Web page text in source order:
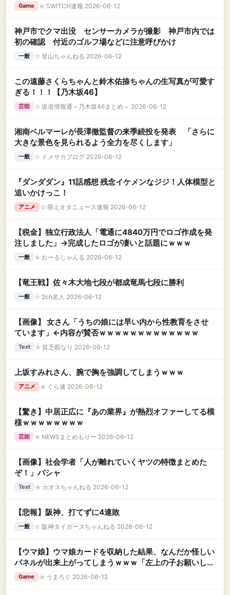
Game ★ SWITCH速報 2026-06-12
神戸市でクマ出没 センサーカメラが撮影 神戸市内では
初の確認 付近のゴルフ場などに注意呼びかけ
一般 ☆ 登山ちゃんねる 2026-06-12
この遠藤さくらちゃんと鈴木佑捺ちゃんの生写真が可愛す
ぎる！！！【乃木坂46】
芸能 ☆ 坂道情報通～乃木坂46まとめ～ 2026-06-12
湘南ベルマーレが長澤徹監督の来季続投を発表 「さらに
大きな景色を見られるよう全力を尽くします」
一般 ☆ ドメサカブログ 2026-06-12
『ダンダダン』11話感想 残念イケメンなジジ！人体模型と
追いかけっこ！
アニメ ☆ 萌えオタニュース速報 2026-06-12
【税金】独立行政法人「電通に4840万円でロゴ作成を発
注しました」→完成したロゴが凄いと話題にｗｗｗ
一般 ★ おーるじゃんる 2026-06-12
【竜王戦】佐々木大地七段が都成竜馬七段に勝利
一般 ☆ 2ch名人 2026-06-12
【画像】 女さん「うちの娘には早い内から性教育をさせ
ています」←内容が賛否ｗｗｗｗｗｗｗｗｗｗｗｗｗ
Text ★ 貧乏暇なり 2026-06-12
上坂すみれさん、腕で胸を強調してしまうｗｗｗ
アニメ ★ ぐら速 2026-06-12
【驚き】中居正広に『あの業界』が熱烈オファーしてる模
様ｗｗｗｗｗｗｗｗ
芸能 ★ NEWSまとめもりー 2026-06-12
【画像】社会学者「人が離れていくヤツの特徴まとめた
ぞ！」パシャ
Text ★ カオスちゃんねる 2026-06-12
【悲報】阪神、打てずに4連敗
一般 ☆ 阪神タイガースちゃんねる 2026-06-12
【ウマ娘】ウマ娘カードを収納した結果、なんだか怪しい
パネルが出来上がってしまうｗｗｗ「左上の子お願いしま
す」
Game ★ うまろぐ 2026-06-12